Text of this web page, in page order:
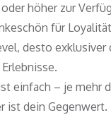
höher zur
für
desto exklusiver
einfach – je mehr
ist dein Gegenwert.